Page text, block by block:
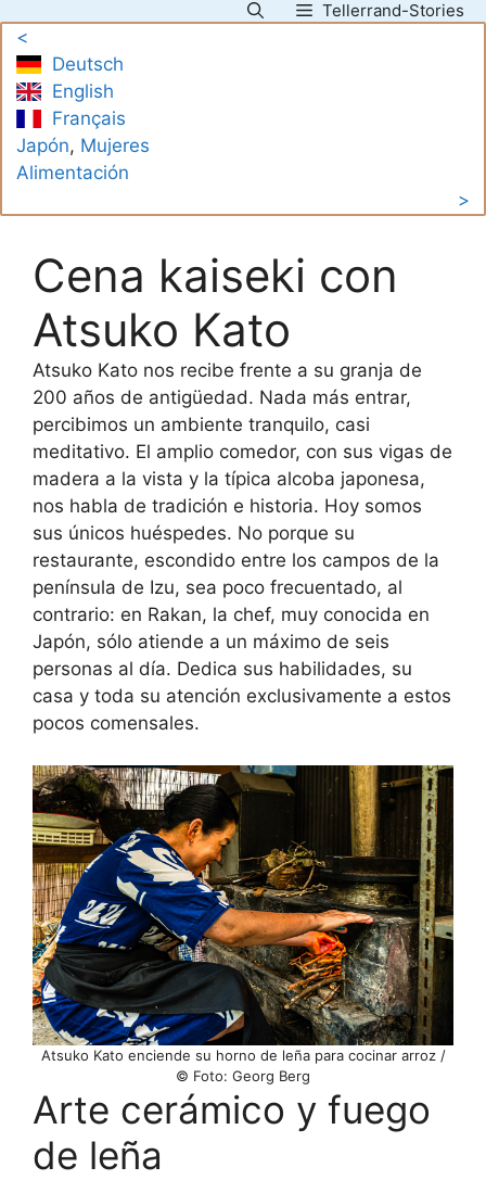
contenido
Tellerrand-Stories
<
Deutsch
English
Français
Japón, Mujeres
Alimentación
>
Cena kaiseki con
Atsuko Kato
Atsuko Kato nos recibe frente a su granja de
200 años de antigüedad. Nada más entrar,
percibimos un ambiente tranquilo, casi
meditativo. El amplio comedor, con sus vigas de
madera a la vista y la típica alcoba japonesa,
nos habla de tradición e historia. Hoy somos
sus únicos huéspedes. No porque su
restaurante, escondido entre los campos de la
península de Izu, sea poco frecuentado, al
contrario: en Rakan, la chef, muy conocida en
Japón, sólo atiende a un máximo de seis
personas al día. Dedica sus habilidades, su
casa y toda su atención exclusivamente a estos
pocos comensales.
Atsuko Kato enciende su horno de leña para cocinar arroz /
© Foto: Georg Berg
Arte cerámico y fuego
de leña